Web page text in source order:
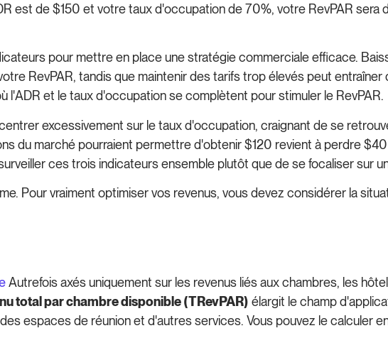
est de $150 et votre taux d'occupation de 70%, votre RevPAR sera
pour mettre en place une stratégie commerciale efficace.
RevPAR, tandis que maintenir des tarifs trop élevés peut
l'ADR et le taux d'occupation se complètent pour stimuler le RevPAR.
excessivement sur le taux d'occupation, craignant de se
du marché pourraient permettre d'obtenir $120 revient à perdre
ces trois indicateurs ensemble plutôt que de se focaliser sur
Pour vraiment optimiser vos revenus, vous devez considérer la
Autrefois axés uniquement sur les revenus liés aux chambres, les
total par chambre disponible (TRevPAR) élargit le champ
espaces de réunion et d'autres services. Vous pouvez le calculer